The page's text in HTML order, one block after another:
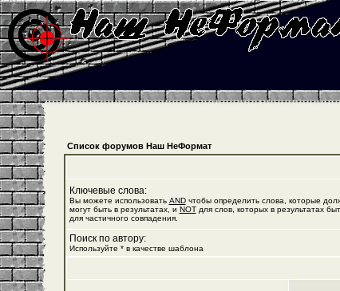
Список форумов Наш НеФормат
Ключевые слова:
Вы можете использовать ANDчтобы определить слова, которые
могут быть в результатах, и NOTдля слов, которых в результатах
для частичного совпадения.
Поиск по автору:
Используйте * в качестве шаблона